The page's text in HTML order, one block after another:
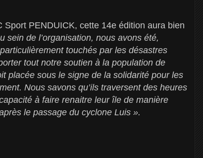
PENDUICK, cette 14e édition aura bien
sein de l’organisation, nous avons été,
touchés par les désastres
tout notre soutien à la population de
placée sous le signe de la solidarité pour les
Nous savons qu’ils traversent des heures
à faire renaitre leur île de manière
le passage du cyclone Luis ».